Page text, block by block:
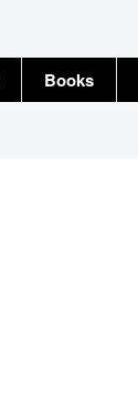
Books